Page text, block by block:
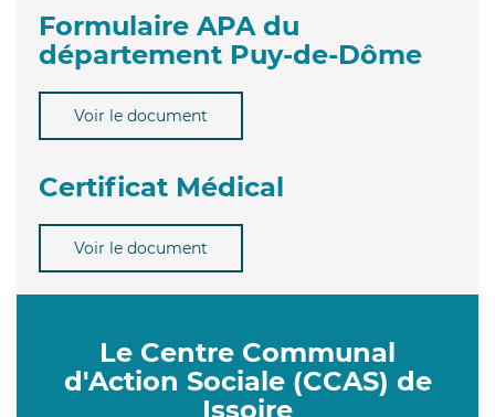
Formulaire APA du
département Puy-de-Dôme
Voir le document
Certificat Médical
Voir le document
Le Centre Communal
d'Action Sociale (CCAS) de
Issoire